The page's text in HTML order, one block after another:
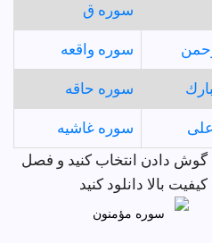
سوره ق
سوره واقعه
سوره حاقه
سوره غاشيه
گوش دادن انتخاب کنید و فصل
بالا دانلود کنید